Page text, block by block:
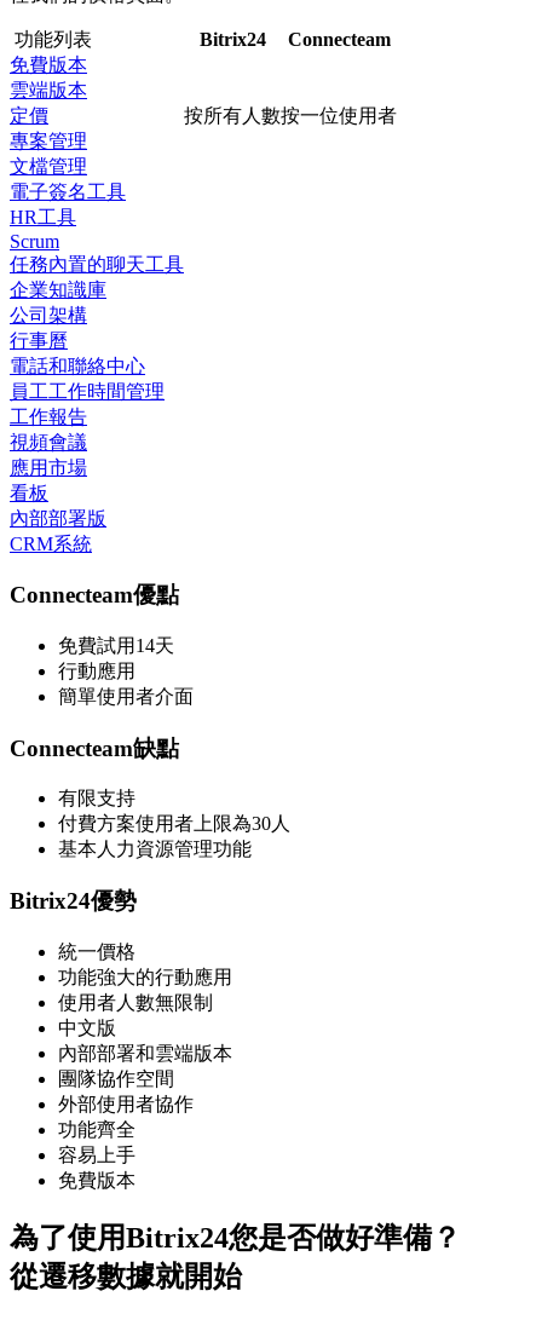
功能列表 Bitrix24
Connecteam
免費版本
雲端版本
定價
按所有人數按一位使用者
專案管理
文檔管理
電子簽名工具
HR工具
Scrum
任務內置的聊天工具
企業知識庫
公司架構
行事曆
電話和聯絡中心
員工工作時間管理
工作報告
視頻會議
應用市場
看板
內部部署版
CRM系統
Connecteam優點
免費試用14天
行動應用
簡單使用者介面
Connecteam缺點
有限支持
付費方案使用者上限為30人
基本人力資源管理功能
Bitrix24優勢
統一價格
功能強大的行動應用
使用者人數無限制
中文版
內部部署和雲端版本
團隊協作空間
外部使用者協作
功能齊全
容易上手
免費版本
為了使用Bitrix24您是否做好準備？
從遷移數據就開始